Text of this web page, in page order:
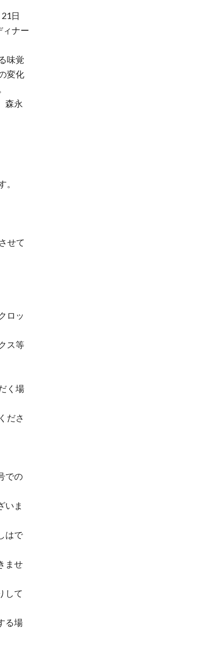
日
ィナー
味覚
変化
森永
せて
ロッ
ス等
く場
ださ
での
いま
はで
ませ
して
る場